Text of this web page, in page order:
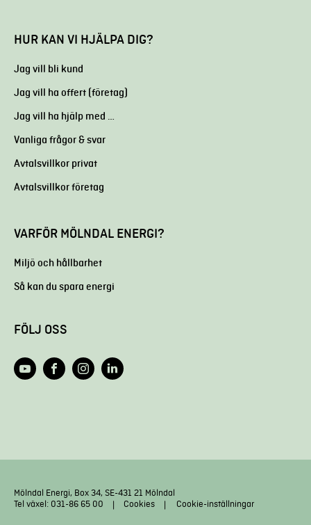
HUR KAN VI HJÄLPA DIG?
Jag vill bli kund
Jag vill ha offert (företag)
Jag vill ha hjälp med …
Vanliga frågor & svar
Avtalsvillkor privat
Avtalsvillkor företag
VARFÖR MÖLNDAL ENERGI?
Miljö och hållbarhet
Så kan du spara energi
FÖLJ OSS
Mölndal Energi, Box 34, SE-431 21 Mölndal
Tel växel: 031-86 65 00
Cookies Cookie-inställningar